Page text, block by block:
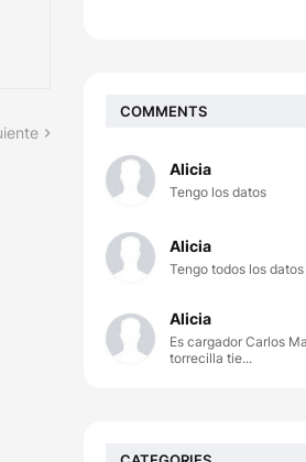
COMMENTS
Alicia
Tengo los datos
Alicia
Tengo todos los
Alicia
Es cargador Carlos
torrecilla tie...